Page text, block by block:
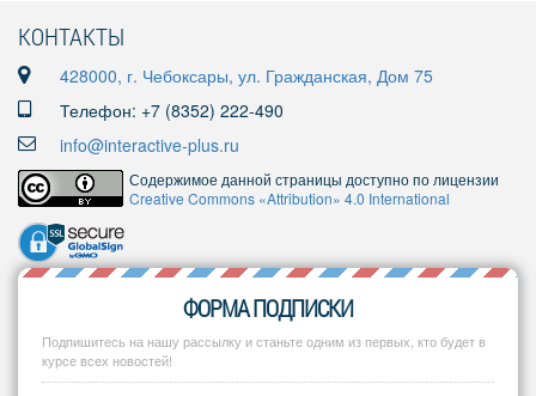
КОНТАКТЫ
428000, г. Чебоксары, ул. Гражданская, Дом 75
Телефон: +7 (8352) 222-490
info@interactive-plus.ru
Содержимое данной страницы доступно по лицензии
Creative Commons «Attribution» 4.0 International
ФОРМА ПОДПИСКИ
Подпишитесь на нашу рассылку и станьте одним из первых, кто будет в
курсе всех новостей!